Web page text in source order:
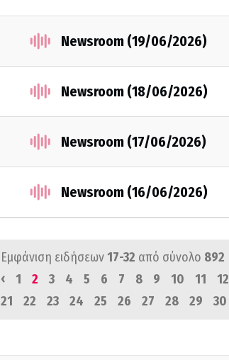
Newsroom (19/06/2026)
Newsroom (18/06/2026)
Newsroom (17/06/2026)
Newsroom (16/06/2026)
Εμφάνιση ειδήσεων17-32 από σύνολο 892
‹
1 2 3 4 5 6 7 8 9 10 11 12
21
22 23 24 25 26 27 28 29 30